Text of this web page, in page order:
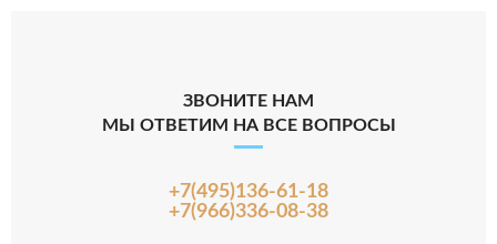
ЗВОНИТЕ НАМ
МЫ ОТВЕТИМ НА ВСЕ ВОПРОСЫ
+7(495)136-61-18
+7(966)336-08-38